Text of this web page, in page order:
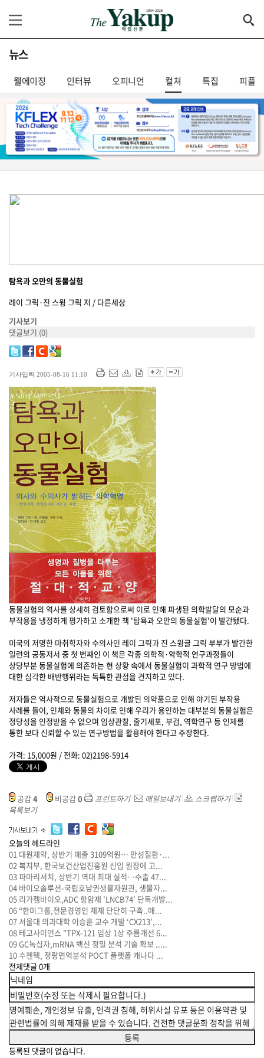
뉴스
웰에이징 인터뷰 오피니언 컬쳐 특집 피플
탐욕과 오만의 동물실험
레이 그릭·진 스윙 그릭 저 / 다른세상
기사보기
댓글보기 (0)
기사입력 2005-08-16 11:10
동물실험의 역사를 상세히 검토함으로써 이로 인해 파생된 의학발달의 모순과
부작용을 냉정하게 평가하고 소개한 책 '탐욕과 오만의 동물실험'이 발간됐다.
미국의 저명한 마취학자와 수의사인 레이 그릭과 진 스윙글 그릭 부부가 발간한
일련의 공동저서 중 첫 번째인 이 책은 각종 의학적·약학적 연구과정들이
상당부분 동물실험에 의존하는 현 상황 속에서 동물실험이 과학적 연구 방법에
대한 심각한 배반행위라는 독특한 관점을 견지하고 있다.
저자들은 역사적으로 동물실험으로 개발된 의약품으로 인해 야기된 부작용
사례를 들어, 인체와 동물의 차이로 인해 우리가 용인하는 대부분의 동물실험은
정당성을 인정받을 수 없으며 임상관찰, 줄기세포, 부검, 역학연구 등 인체를
통한 보다 신뢰할 수 있는 연구방법을 활용해야 한다고 주장한다.
가격: 15,000원 / 전화: 02)2198-5914
공감4 비공감0 프린트하기 메일보내기
스크랩하기
목록보기
오늘의 헤드라인
01 대원제약, 상반기 매출 3109억원… 만성질환·...
02복지부, 한국보건산업진흥원 신임 원장에 고...
03파마리서치, 상반기 역대 최대 실적…수출 47...
04 바이오솔루션-국립호남권생물자원관, 생물자...
05 리가켐바이오,ADC 항암제 'LNCB74' 단독개발...
06 “한미그룹,전문경영인 체제 단단히 구축..매...
07 서울대 의과대학 이승훈 교수 개발 ‘CX213’,...
08 테고사이언스 "TPX-121 임상 1상 주름개선 6...
09GC녹십자,mRNA 백신 정밀 분석 기술 확보 .....
10수젠텍, 정량면역분석 POCT 플랫폼 캐나다 ...
전체댓글0개
등록된 댓글이 없습니다.